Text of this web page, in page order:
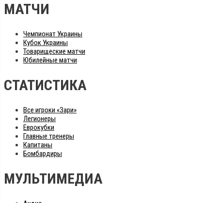
МАТЧИ
Чемпионат Украины
Кубок Украины
Товарищеские матчи
Юбилейные матчи
СТАТИСТИКА
Все игроки «Зари»
Легионеры
Еврокубки
Главные тренеры
Капитаны
Бомбардиры
МУЛЬТИМЕДИА